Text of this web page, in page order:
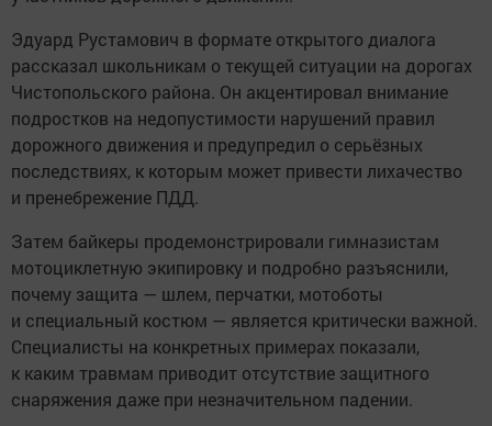
Эдуард Рустамович в формате открытого диалога
рассказал школьникам о текущей ситуации на дорогах
Чистопольского района. Он акцентировал внимание
подростков на недопустимости нарушений правил
дорожного движения и предупредил о серьёзных
последствиях, к которым может привести лихачество
и пренебрежение ПДД.
Затем байкеры продемонстрировали гимназистам
мотоциклетную экипировку и подробно разъяснили,
почему защита — шлем, перчатки, мотоботы
и специальный костюм — является критически важной.
Специалисты на конкретных примерах показали,
к каким травмам приводит отсутствие защитного
снаряжения даже при незначительном падении.